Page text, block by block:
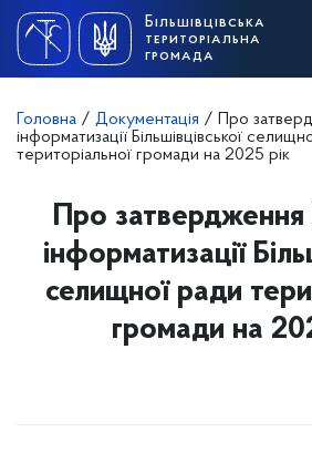
content
Більшівцівська
територіальна
громада
Головна / Документація /
Про
інформатизації Більшівцівської
територіальної громади на 2025 рік
Про
інформатизації
селищної ради
громади на